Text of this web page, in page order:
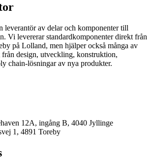
leverantör av delar och komponenter till
Vi levererar standardkomponenter direkt från
på Lolland, men hjälper också många av
design, utveckling, konstruktion,
chain-lösningar av nya produkter.
12A, ingång B, 4040 Jyllinge
1, 4891 Toreby